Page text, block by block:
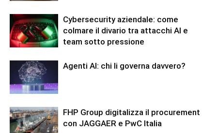
Cybersecurity aziendale: come
colmare il divario tra attacchi AI e
team sotto pressione
Agenti AI: chi li governa davvero?
FHP Group digitalizza il procurement
con JAGGAER e PwC Italia